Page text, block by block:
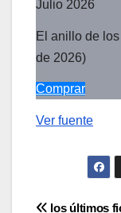
Julio 2026
El anillo de
de 2026)
Comprar
Ver fuente
los últimos